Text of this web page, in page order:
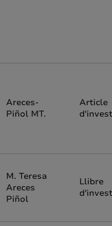
Areces-
Piñol MT.
Article
M. Teresa
Areces
Piñol
Llibre